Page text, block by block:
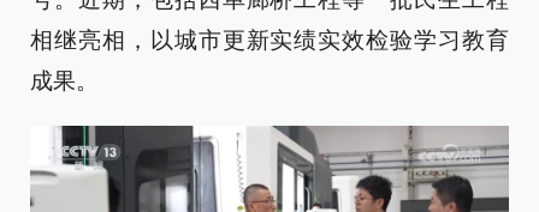
相继亮相，以城市更新实绩实效检验学习教育
成果。